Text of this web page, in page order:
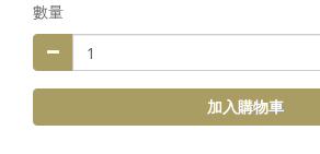
數量
加入購物車